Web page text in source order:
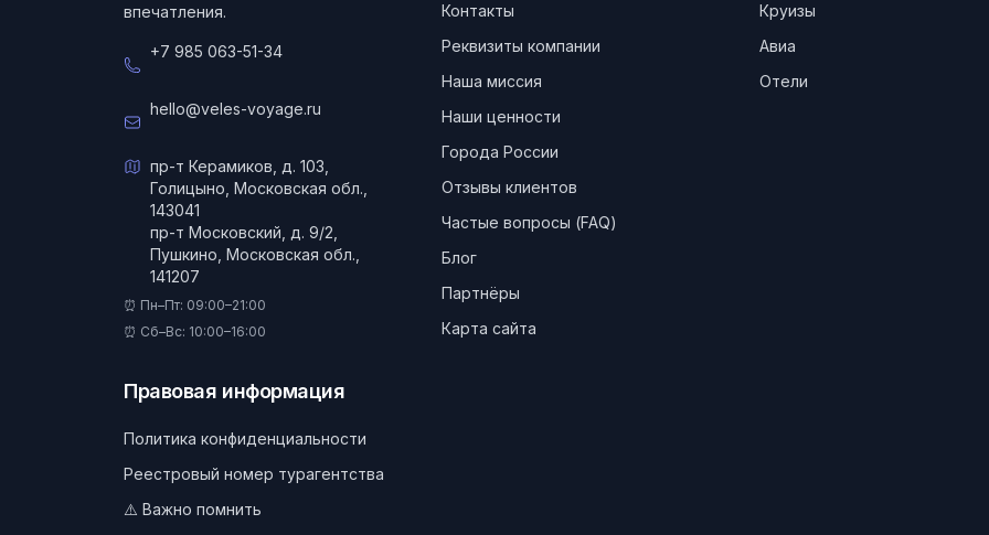
впечатления.
+7 985 063-51-34
hello@veles-voyage.ru
пр-т Керамиков, д. 103,
Голицыно, Московская обл.,
143041
пр-т Московский, д. 9/2,
Пушкино, Московская обл.,
141207
⏰ Пн–Пт: 09:00–21:00
⏰ Сб–Вс: 10:00–16:00
Контакты
Реквизиты компании
Наша миссия
Наши ценности
Города России
Отзывы клиентов
Частые вопросы (FAQ)
Блог
Партнёры
Карта сайта
Круизы
Авиа
Отели
Правовая информация
Политика конфиденциальности
Реестровый номер турагентства
⚠️ Важно помнить